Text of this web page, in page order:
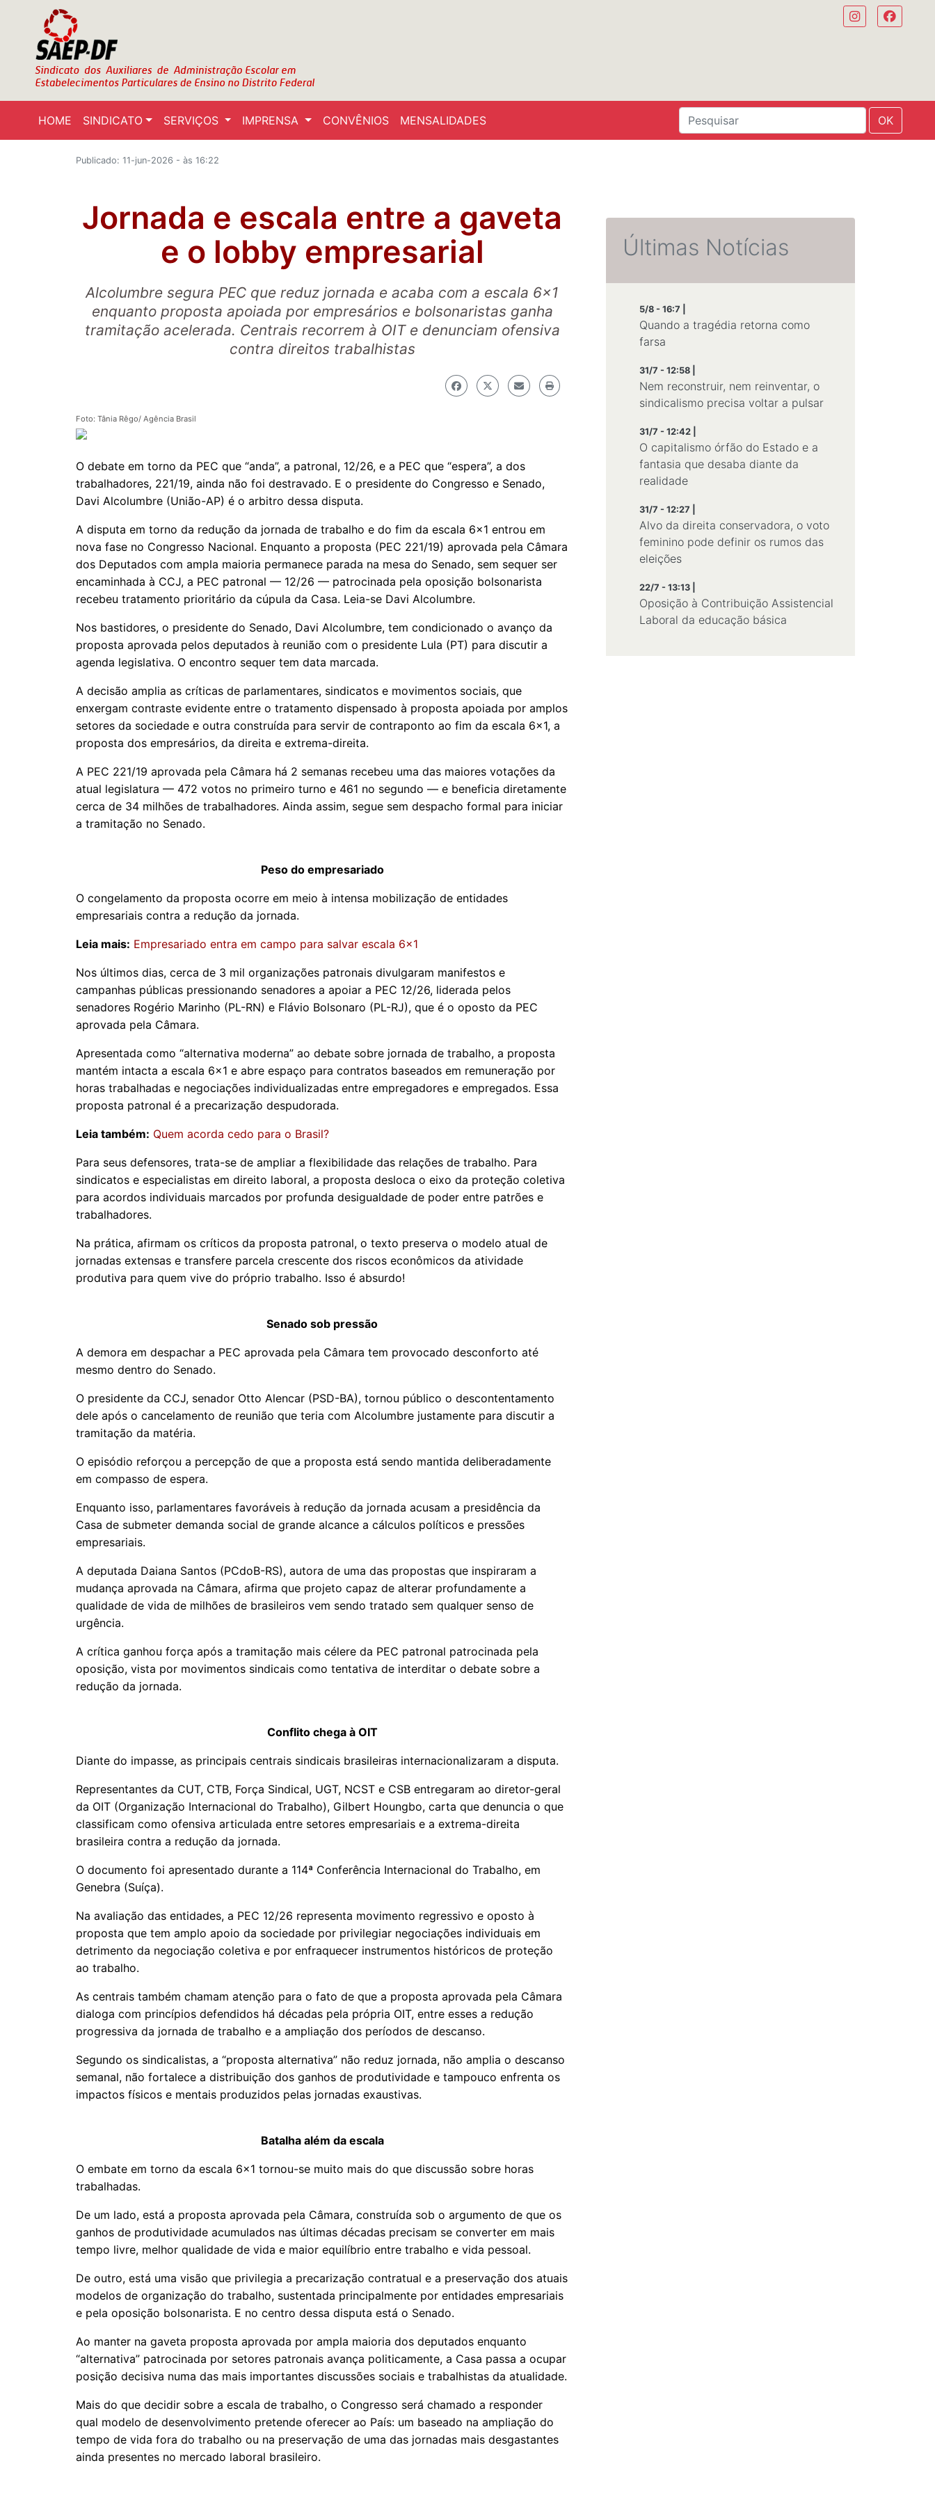
HOME SINDICATO SERVIÇOS IMPRENSA CONVÊNIOS MENSALIDADES OK
Publicado: 11-jun-2026 - às 16:22
Jornada e escala entre a gaveta
e o lobby empresarial
Alcolumbre segura PEC que reduz jornada e acaba com a escala 6x1
enquanto proposta apoiada por empresários e bolsonaristas ganha
tramitação acelerada. Centrais recorrem à OIT e denunciam ofensiva
contra direitos trabalhistas
Foto: Tânia Rêgo/ Agência Brasil
O debate em torno da PEC que “anda”, a patronal, 12/26, e a PEC que “espera”, a dos
trabalhadores, 221/19, ainda não foi destravado. E o presidente do Congresso e Senado,
Davi Alcolumbre (União-AP) é o arbitro dessa disputa.
A disputa em torno da redução da jornada de trabalho e do fim da escala 6x1 entrou em
nova fase no Congresso Nacional. Enquanto a proposta (PEC 221/19) aprovada pela Câmara
dos Deputados com ampla maioria permanece parada na mesa do Senado, sem sequer ser
encaminhada à CCJ, a PEC patronal — 12/26 — patrocinada pela oposição bolsonarista
recebeu tratamento prioritário da cúpula da Casa. Leia-se Davi Alcolumbre.
Nos bastidores, o presidente do Senado, Davi Alcolumbre, tem condicionado o avanço da
proposta aprovada pelos deputados à reunião com o presidente Lula (PT) para discutir a
agenda legislativa. O encontro sequer tem data marcada.
A decisão amplia as críticas de parlamentares, sindicatos e movimentos sociais, que
enxergam contraste evidente entre o tratamento dispensado à proposta apoiada por amplos
setores da sociedade e outra construída para servir de contraponto ao fim da escala 6x1, a
proposta dos empresários, da direita e extrema-direita.
A PEC 221/19 aprovada pela Câmara há 2 semanas recebeu uma das maiores votações da
atual legislatura — 472 votos no primeiro turno e 461 no segundo — e beneficia diretamente
cerca de 34 milhões de trabalhadores. Ainda assim, segue sem despacho formal para iniciar
a tramitação no Senado.
Peso do empresariado
O congelamento da proposta ocorre em meio à intensa mobilização de entidades
empresariais contra a redução da jornada.
Leia mais: Empresariado entra em campo para salvar escala 6x1
Nos últimos dias, cerca de 3 mil organizações patronais divulgaram manifestos e
campanhas públicas pressionando senadores a apoiar a PEC 12/26, liderada pelos
senadores Rogério Marinho (PL-RN) e Flávio Bolsonaro (PL-RJ), que é o oposto da PEC
aprovada pela Câmara.
Apresentada como “alternativa moderna” ao debate sobre jornada de trabalho, a proposta
mantém intacta a escala 6x1 e abre espaço para contratos baseados em remuneração por
horas trabalhadas e negociações individualizadas entre empregadores e empregados. Essa
proposta patronal é a precarização despudorada.
Leia também: Quem acorda cedo para o Brasil?
Para seus defensores, trata-se de ampliar a flexibilidade das relações de trabalho. Para
sindicatos e especialistas em direito laboral, a proposta desloca o eixo da proteção coletiva
para acordos individuais marcados por profunda desigualdade de poder entre patrões e
trabalhadores.
Na prática, afirmam os críticos da proposta patronal, o texto preserva o modelo atual de
jornadas extensas e transfere parcela crescente dos riscos econômicos da atividade
produtiva para quem vive do próprio trabalho. Isso é absurdo!
Senado sob pressão
A demora em despachar a PEC aprovada pela Câmara tem provocado desconforto até
mesmo dentro do Senado.
O presidente da CCJ, senador Otto Alencar (PSD-BA), tornou público o descontentamento
dele após o cancelamento de reunião que teria com Alcolumbre justamente para discutir a
tramitação da matéria.
O episódio reforçou a percepção de que a proposta está sendo mantida deliberadamente
em compasso de espera.
Enquanto isso, parlamentares favoráveis à redução da jornada acusam a presidência da
Casa de submeter demanda social de grande alcance a cálculos políticos e pressões
empresariais.
A deputada Daiana Santos (PCdoB-RS), autora de uma das propostas que inspiraram a
mudança aprovada na Câmara, afirma que projeto capaz de alterar profundamente a
qualidade de vida de milhões de brasileiros vem sendo tratado sem qualquer senso de
urgência.
A crítica ganhou força após a tramitação mais célere da PEC patronal patrocinada pela
oposição, vista por movimentos sindicais como tentativa de interditar o debate sobre a
redução da jornada.
Conflito chega à OIT
Diante do impasse, as principais centrais sindicais brasileiras internacionalizaram a disputa.
Representantes da CUT, CTB, Força Sindical, UGT, NCST e CSB entregaram ao diretor-geral
da OIT (Organização Internacional do Trabalho), Gilbert Houngbo, carta que denuncia o que
classificam como ofensiva articulada entre setores empresariais e a extrema-direita
brasileira contra a redução da jornada.
O documento foi apresentado durante a 114ª Conferência Internacional do Trabalho, em
Genebra (Suíça).
Na avaliação das entidades, a PEC 12/26 representa movimento regressivo e oposto à
proposta que tem amplo apoio da sociedade por privilegiar negociações individuais em
detrimento da negociação coletiva e por enfraquecer instrumentos históricos de proteção
ao trabalho.
As centrais também chamam atenção para o fato de que a proposta aprovada pela Câmara
dialoga com princípios defendidos há décadas pela própria OIT, entre esses a redução
progressiva da jornada de trabalho e a ampliação dos períodos de descanso.
Segundo os sindicalistas, a “proposta alternativa” não reduz jornada, não amplia o descanso
semanal, não fortalece a distribuição dos ganhos de produtividade e tampouco enfrenta os
impactos físicos e mentais produzidos pelas jornadas exaustivas.
Batalha além da escala
O embate em torno da escala 6x1 tornou-se muito mais do que discussão sobre horas
trabalhadas.
De um lado, está a proposta aprovada pela Câmara, construída sob o argumento de que os
ganhos de produtividade acumulados nas últimas décadas precisam se converter em mais
tempo livre, melhor qualidade de vida e maior equilíbrio entre trabalho e vida pessoal.
De outro, está uma visão que privilegia a precarização contratual e a preservação dos atuais
modelos de organização do trabalho, sustentada principalmente por entidades empresariais
e pela oposição bolsonarista. E no centro dessa disputa está o Senado.
Ao manter na gaveta proposta aprovada por ampla maioria dos deputados enquanto
“alternativa” patrocinada por setores patronais avança politicamente, a Casa passa a ocupar
posição decisiva numa das mais importantes discussões sociais e trabalhistas da atualidade.
Mais do que decidir sobre a escala de trabalho, o Congresso será chamado a responder
qual modelo de desenvolvimento pretende oferecer ao País: um baseado na ampliação do
tempo de vida fora do trabalho ou na preservação de uma das jornadas mais desgastantes
ainda presentes no mercado laboral brasileiro.
Últimas Notícias
5/8 - 16:7 |
Quando a tragédia retorna como
farsa
31/7 - 12:58 |
Nem reconstruir, nem reinventar, o
sindicalismo precisa voltar a pulsar
31/7 - 12:42 |
O capitalismo órfão do Estado e a
fantasia que desaba diante da
realidade
31/7 - 12:27 |
Alvo da direita conservadora, o voto
feminino pode definir os rumos das
eleições
22/7 - 13:13 |
Oposição à Contribuição Assistencial
Laboral da educação básica